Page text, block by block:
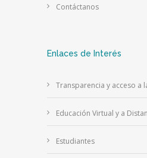
Contáctanos
Enlaces de Interés
Transparencia y acceso a
Educación Virtual y a
Estudiantes